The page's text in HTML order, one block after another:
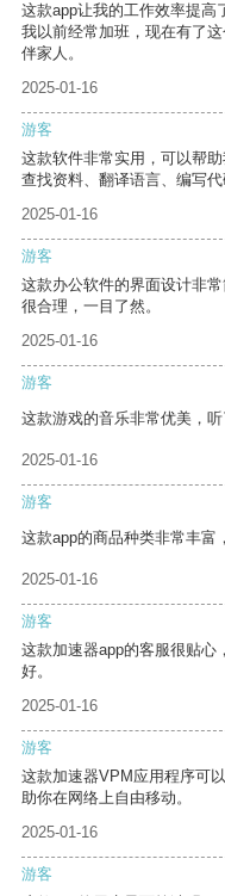
这款app让我的工作效率提高
我以前经常加班，现在有了
伴家人。
2025-01-16
游客
这款软件非常实用，可以帮
查找资料、翻译语言、编写代
2025-01-16
游客
这款办公软件的界面设计非
很合理，一目了然。
2025-01-16
游客
这款游戏的音乐非常优美，听
2025-01-16
游客
这款app的商品种类非常丰富
2025-01-16
游客
这款加速器app的客服很贴心
好。
2025-01-16
游客
这款加速器VPM应用程序可
助你在网络上自由移动。
2025-01-16
游客